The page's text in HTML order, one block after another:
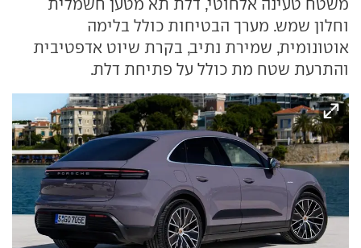
משטח טעינה אלחוטי, דלת תא מטען חשמלית
וחלון שמש. מערך הבטיחות כולל בלימה
אוטונומית, שמירת נתיב, בקרת שיוט אדפטיבית
והתרעת שטח מת כולל על פתיחת דלת.